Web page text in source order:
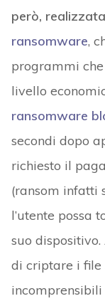
però,
ransomware,
programmi
livello
ransomware
secondi dopo
richiesto il
(ransom infatti
l’utente possa
suo
di criptare i file
incomprensibili